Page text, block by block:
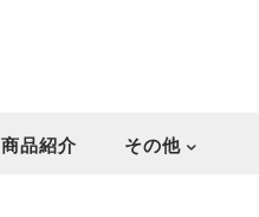
商品紹介 その他